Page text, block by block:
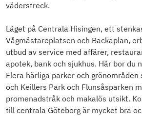
väderstreck.
Läget på Centrala Hisingen, ett
Vågmästareplatsen och Backaplan,
utbud av service med affärer,
apotek, bank och sjukhus. Här bor du
Flera härliga parker och grönområden
och Keillers Park och Flunsåsparken
promenadstråk och makalös utsikt.
till centrala Göteborg är mycket bra